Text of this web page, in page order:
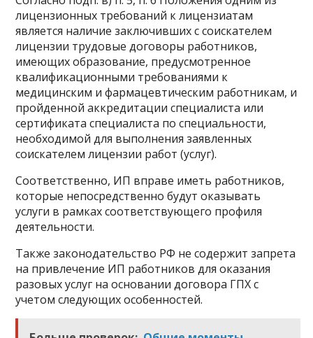
лицензионных требований к лицензиатам
является наличие заключивших с соискателем
лицензии трудовые договоры работников,
имеющих образование, предусмотренное
квалификационными требованиями к
медицинским и фармацевтическим работникам, и
пройденной аккредитации специалиста или
сертификата специалиста по специальности,
необходимой для выполнения заявленных
соискателем лицензии работ (услуг).
Соответственно, ИП вправе иметь работников,
которые непосредственно будут оказывать
услуги в рамках соответствующего профиля
деятельности.
Также законодательство РФ не содержит запрета
на привлечение ИП работников для оказания
разовых услуг на основании договора ГПХ с
учетом следующих особенностей.